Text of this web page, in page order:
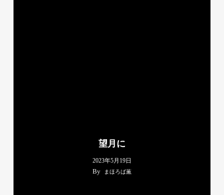
望月に
2023年5月19日
By まほろば薫